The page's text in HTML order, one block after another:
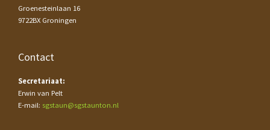
Groenesteinlaan 16
9722BX Groningen
Contact
Secretariaat:
Erwin van Pelt
E-mail: sgstaun@sgstaunton.nl